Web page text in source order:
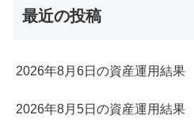
最近の投稿
2026年8月6日の資産運用結果
2026年8月5日の資産運用結果